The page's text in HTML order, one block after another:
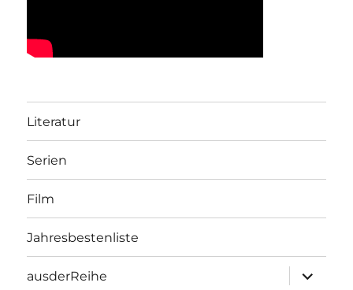
Literatur
Serien
Film
Jahresbestenliste
ausderReihe
öffnen